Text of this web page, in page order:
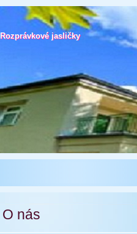
Rozprávkové jasličky
Rozprávkové jasličky
O nás